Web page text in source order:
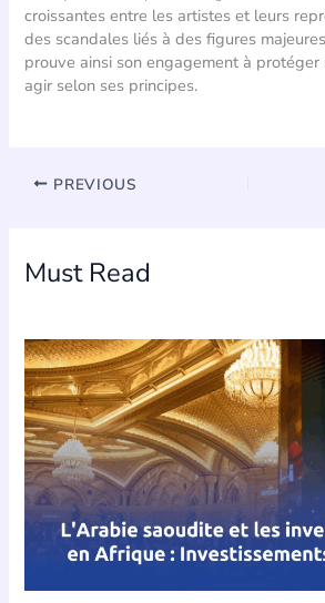
croissantes entre les artistes et leurs
des scandales liés à des figures
prouve ainsi son engagement à protéger
agir selon ses principes.
PREVIOUS
Must Read